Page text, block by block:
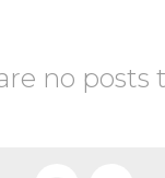
no posts